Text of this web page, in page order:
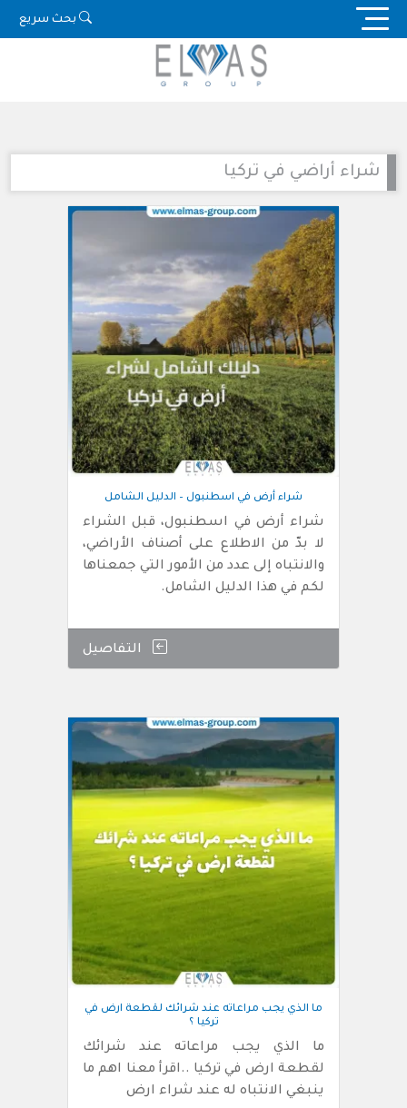
Skip
بحث سريع
شراء أراضي في تركيا
شراء أرض في اسطنبول – الدليل الشامل
شراء أرض في اسطنبول، قبل الشراء
لا بدّ من الاطلاع على أصناف الأراضي،
والانتباه إلى عدد من الأمور التي جمعناها
لكم في هذا الدليل الشامل.
التفاصيل
ما الذي يجب مراعاته عند شرائك لقطعة ارض في
تركيا ؟
ما الذي يجب مراعاته عند شرائك
لقطعة ارض في تركيا ..اقرأ معنا اهم ما
ينبغي الانتباه له عند شراء ارض